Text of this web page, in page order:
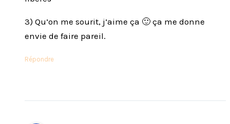
3) Qu’on me sourit, j’aime ça 🙂 ça me donne
envie de faire pareil.
Répondre